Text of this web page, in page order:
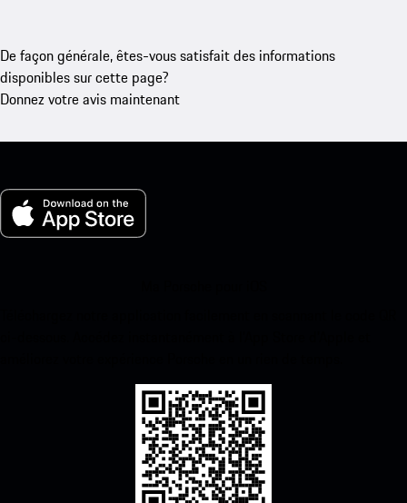
De façon générale, êtes-vous satisfait des informations
disponibles sur cette page?
Donnez votre avis maintenant